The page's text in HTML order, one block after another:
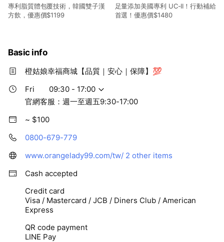
專利脂質體包覆技術，韓國雙子漢
方飲，優惠價$1199
足量添加美國專利 UC-II！行動補給
首選！優惠價$1480
Basic info
橙姑娘幸福商城【品質｜安心｜保障】💯
Fri
09:30 - 17:00
官網客服：週一至週五9:30-17:00
~ $100
0800-679-779
www.orangelady99.com/tw/ 2 other items
Cash accepted
Credit card
Visa / Mastercard / JCB / Diners Club / American
Express
QR code payment
LINE Pay